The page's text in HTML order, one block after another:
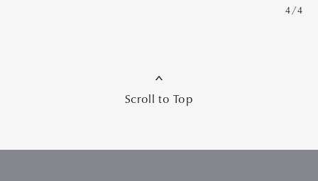
4/4
Scroll to Top